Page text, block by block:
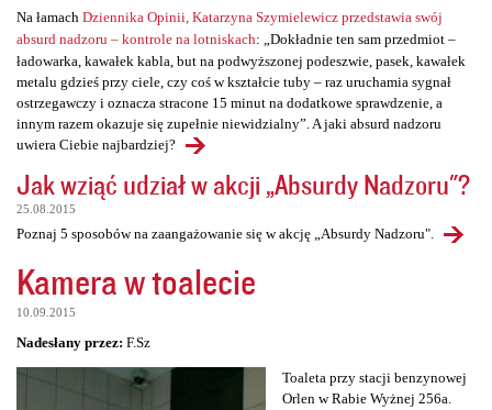
Na łamach Dziennika Opinii, Katarzyna Szymielewicz przedstawia swój
absurd nadzoru – kontrole na lotniskach: „Dokładnie ten sam przedmiot –
ładowarka, kawałek kabla, but na podwyższonej podeszwie, pasek, kawałek
metalu gdzieś przy ciele, czy coś w kształcie tuby – raz uruchamia sygnał
ostrzegawczy i oznacza stracone 15 minut na dodatkowe sprawdzenie, a
innym razem okazuje się zupełnie niewidzialny”. A jaki absurd nadzoru
uwiera Ciebie najbardziej?
Jak wziąć udział w akcji „Absurdy Nadzoru"?
25.08.2015
Poznaj 5 sposobów na zaangażowanie się w akcję „Absurdy Nadzoru".
Kamera w toalecie
10.09.2015
Nadesłany przez: F.Sz
Toaleta przy stacji benzynowej
Orlen w Rabie Wyżnej 256a.